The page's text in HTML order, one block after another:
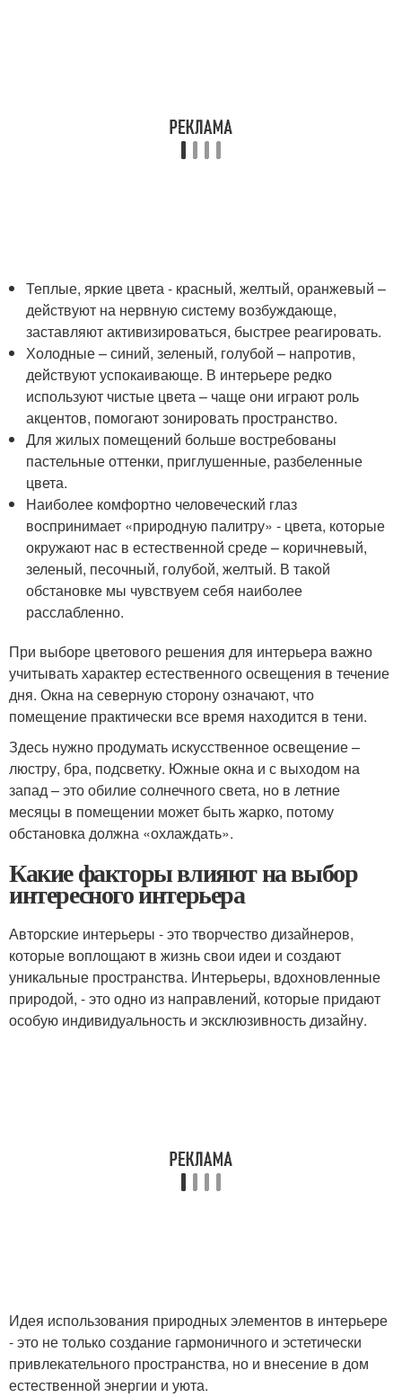
Теплые, яркие цвета - красный, желтый, оранжевый –
действуют на нервную систему возбуждающе,
заставляют активизироваться, быстрее реагировать.
Холодные – синий, зеленый, голубой – напротив,
действуют успокаивающе. В интерьере редко
используют чистые цвета – чаще они играют роль
акцентов, помогают зонировать пространство.
Для жилых помещений больше востребованы
пастельные оттенки, приглушенные, разбеленные
цвета.
Наиболее комфортно человеческий глаз
воспринимает «природную палитру» - цвета, которые
окружают нас в естественной среде – коричневый,
зеленый, песочный, голубой, желтый. В такой
обстановке мы чувствуем себя наиболее
расслабленно.
При выборе цветового решения для интерьера важно
учитывать характер естественного освещения в течение
дня. Окна на северную сторону означают, что
помещение практически все время находится в тени.
Здесь нужно продумать искусственное освещение –
люстру, бра, подсветку. Южные окна и с выходом на
запад – это обилие солнечного света, но в летние
месяцы в помещении может быть жарко, потому
обстановка должна «охлаждать».
Какие факторы влияют на выбор
интересного интерьера
Авторские интерьеры - это творчество дизайнеров,
которые воплощают в жизнь свои идеи и создают
уникальные пространства. Интерьеры, вдохновленные
природой, - это одно из направлений, которые придают
особую индивидуальность и эксклюзивность дизайну.
Идея использования природных элементов в интерьере
- это не только создание гармоничного и эстетически
привлекательного пространства, но и внесение в дом
естественной энергии и уюта.